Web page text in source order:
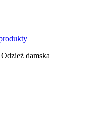
Odzież damska